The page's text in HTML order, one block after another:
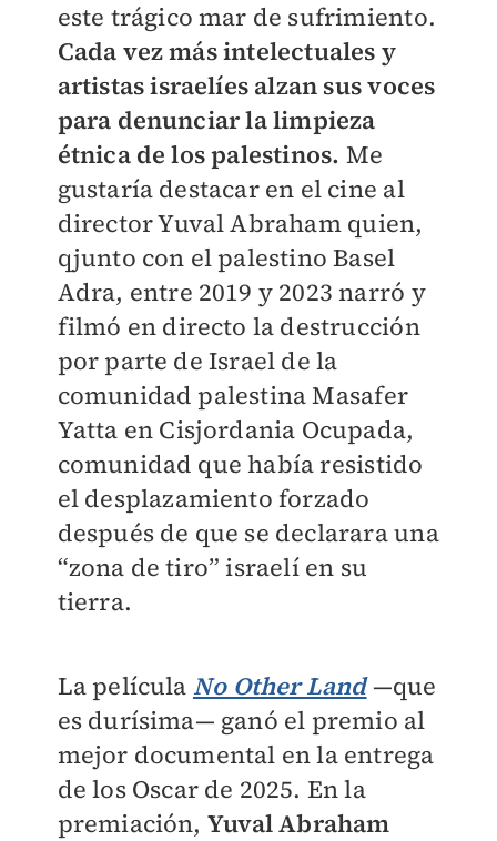
este trágico mar de sufrimiento.
Cada vez más intelectuales y
artistas israelíes alzan sus voces
para denunciar la limpieza
étnica de los palestinos. Me
gustaría destacar en el cine al
director Yuval Abraham quien,
qjunto con el palestino Basel
Adra, entre 2019 y 2023 narró y
filmó en directo la destrucción
por parte de Israel de la
comunidad palestina Masafer
Yatta en Cisjordania Ocupada,
comunidad que había resistido
el desplazamiento forzado
después de que se declarara una
“zona de tiro” israelí en su
tierra.
La película No Other Land—que
es durísima— ganó el premio al
mejor documental en la entrega
de los Oscar de 2025. En la
premiación, Yuval Abraham